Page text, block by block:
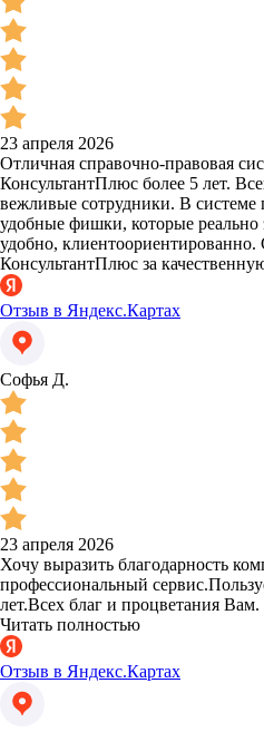
23 апреля 2026
Отличная справочно-правовая
КонсультантПлюс более 5 лет.
вежливые сотрудники. В системе
удобные фишки, которые
удобно, клиентоориентированно.
КонсультантПлюс за
Отзыв в Яндекс.Картах
Софья Д.
23 апреля 2026
Хочу выразить благодарность
профессиональный
лет.Всех благ и процветания Вам.
Читать полностью
Отзыв в Яндекс.Картах